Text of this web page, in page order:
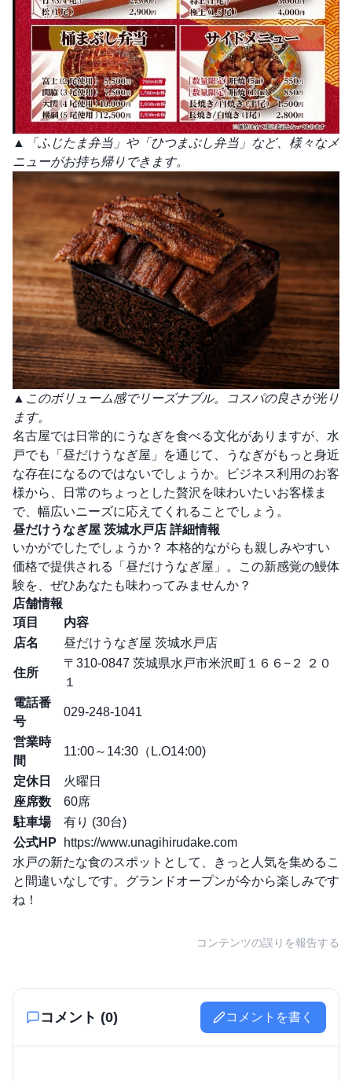
▲「ふじたま弁当」や「ひつまぶし弁当」など、様々なメ
ニューがお持ち帰りできます。
▲このボリューム感でリーズナブル。コスパの良さが光り
ます。
名古屋では日常的にうなぎを食べる文化がありますが、水
戸でも「昼だけうなぎ屋」を通じて、うなぎがもっと身近
な存在になるのではないでしょうか。ビジネス利用のお客
様から、日常のちょっとした贅沢を味わいたいお客様ま
で、幅広いニーズに応えてくれることでしょう。
昼だけうなぎ屋 茨城水戸店 詳細情報
いかがでしたでしょうか？ 本格的ながらも親しみやすい
価格で提供される「昼だけうなぎ屋」。この新感覚の鰻体
験を、ぜひあなたも味わってみませんか？
店舗情報
項目
内容
店名
昼だけうなぎ屋 茨城水戸店
住所
〒310-0847 茨城県水戸市米沢町１６６−２ ２０
１
電話番
号
029-248-1041
営業時
間
11:00～14:30（L.O14:00)
定休日
火曜日
座席数
60席
駐車場
有り (30台)
公式HP
https://www.unagihirudake.com
水戸の新たな食のスポットとして、きっと人気を集めるこ
と間違いなしです。グランドオープンが今から楽しみです
ね！
コンテンツの誤りを報告する
コメント (0) コメントを書く